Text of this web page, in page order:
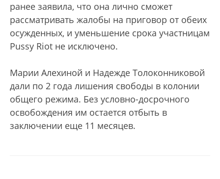
ранее заявила, что она лично сможет
рассматривать жалобы на приговор от обеих
осужденных, и уменьшение срока участницам
Pussy Riot не исключено.
Марии Алехиной и Надежде Толоконниковой
дали по 2 года лишения свободы в колонии
общего режима. Без условно-досрочного
освобождения им остается отбыть в
заключении еще 11 месяцев.